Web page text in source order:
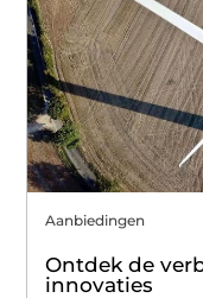
Aanbiedingen
Ontdek de
innovaties